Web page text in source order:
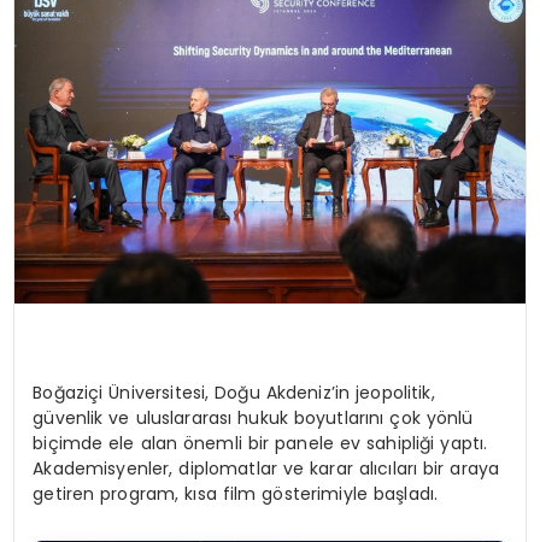
Boğaziçi Üniversitesi, Doğu Akdeniz’in jeopolitik,
güvenlik ve uluslararası hukuk boyutlarını çok yönlü
biçimde ele alan önemli bir panele ev sahipliği yaptı.
Akademisyenler, diplomatlar ve karar alıcıları bir araya
getiren program, kısa film gösterimiyle başladı.